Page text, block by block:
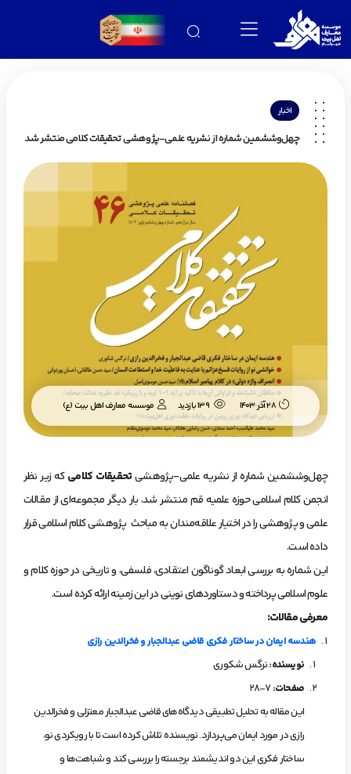
اخبار
چهل‌وششمین شماره از نشریه علمی-پژوهشی تحقیقات کلامی منتشر شد
28 آذر 1403 139 بازدید موسسه معارف اهل بیت (ع)
چهل‌وششمین شماره از نشریه علمی-پژوهشیتحقیقات کلامیکه زیر نظر
انجمن کلام اسلامی حوزه علمیه قم منتشر ‌شد، بار دیگر مجموعه‌ای از مقالات
علمی و پژوهشی را در اختیار علاقه‌مندان به مباحث پژوهشی کلام اسلامی قرار
داده است.
این شماره به بررسی ابعاد گوناگون اعتقادی، فلسفی، و تاریخی در حوزه کلام و
علوم اسلامی پرداخته و دستاوردهای نوینی در این زمینه ارائه کرده است.
معرفی مقالات:
هندسه ایمان در ساختار فکری قاضی عبدالجبار و فخرالدین رازی
نویسنده:نرگس شکوری
صفحات:
7-28
این مقاله به تحلیل تطبیقی دیدگاه‌های قاضی عبدالجبار معتزلی و فخرالدین
رازی در مورد ایمان می‌پردازد. نویسنده تلاش کرده است تا با رویکردی نو،
ساختار فکری این دو اندیشمند برجسته را بررسی کند و شباهت‌ها و